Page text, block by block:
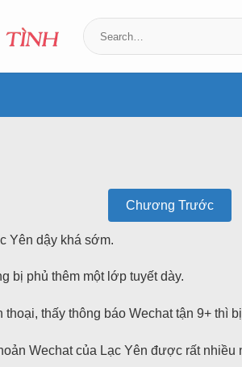
Chương Trước
Yên dậy khá sớm.
bị phủ thêm một lớp tuyết dày.
thoại, thấy thông báo Wechat tận 9+ thì
Wechat của Lạc Yên được rất